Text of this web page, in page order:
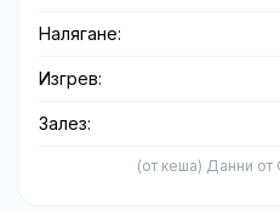
Налягане:
Изгрев:
Залез:
(от кеша) Данни от